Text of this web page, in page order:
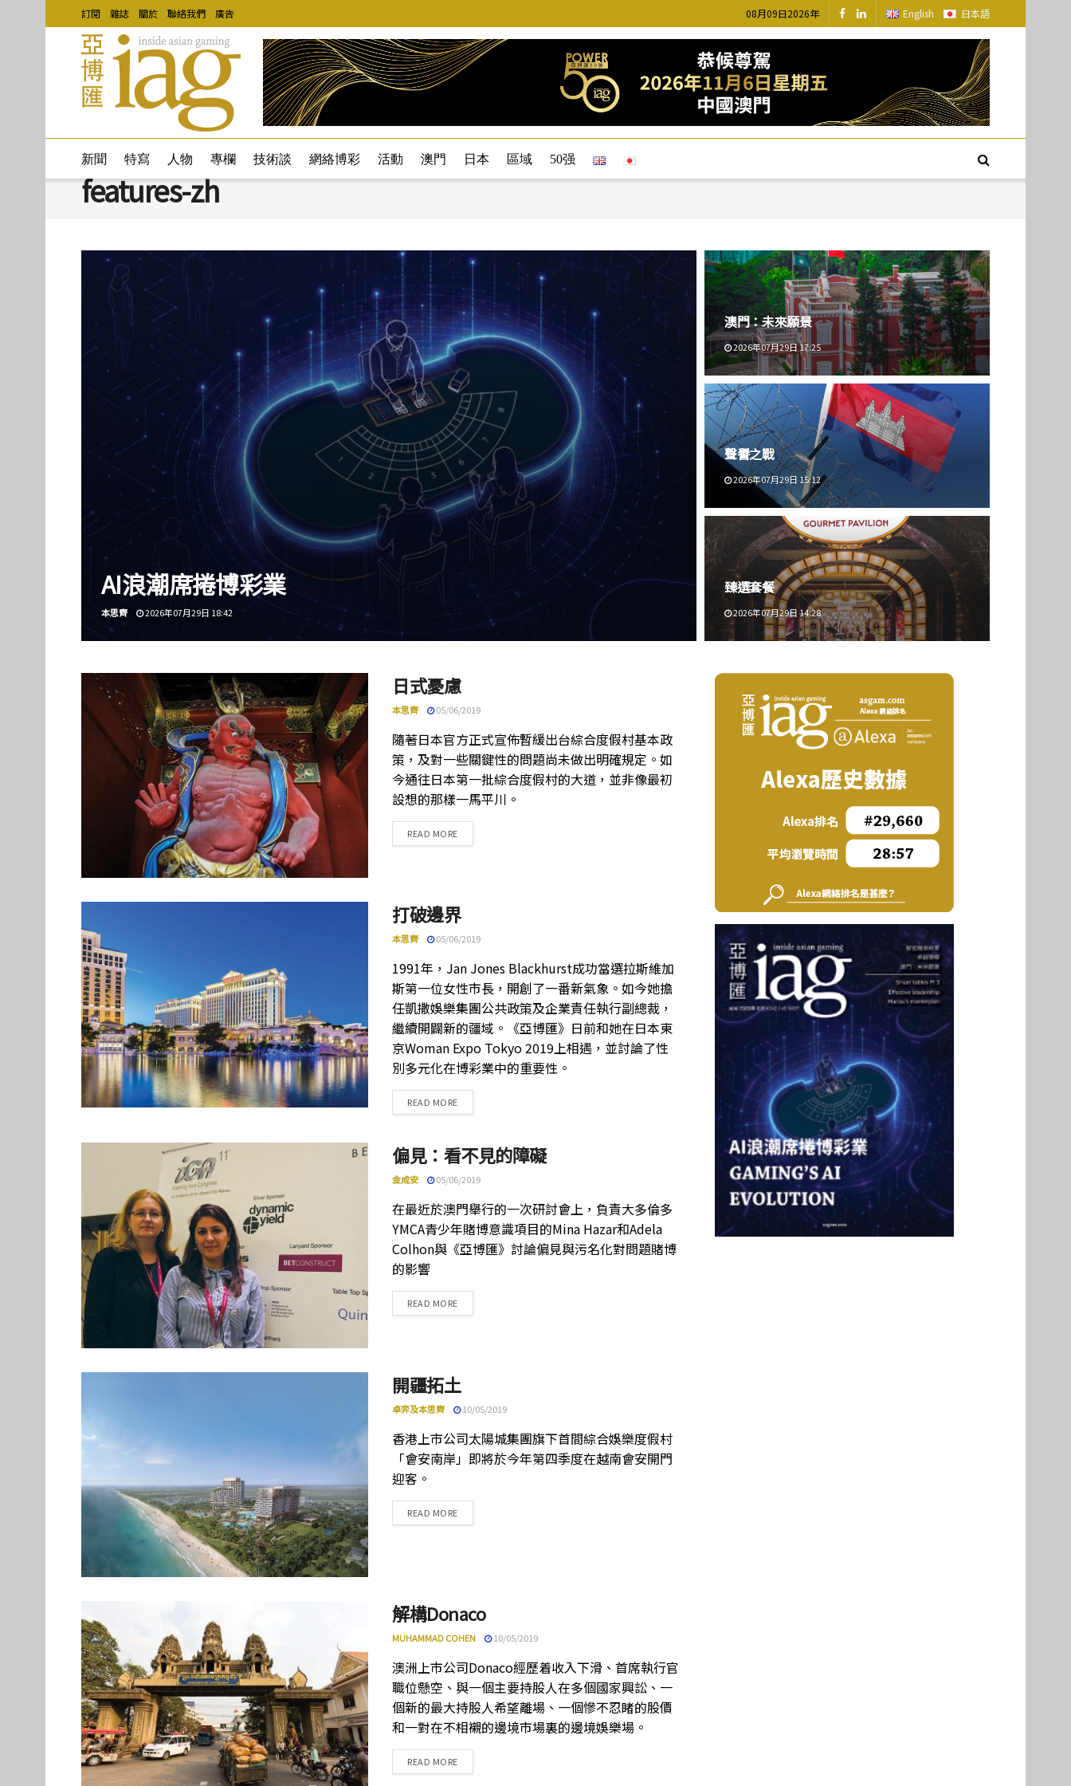
訂閱 雜誌 關於 聯絡我們 廣告 08月09日2026年 English 日本語
新聞 特寫 人物 專欄 技術談 網絡博彩 活動 澳門 日本 區域 50强
features-zh
AI浪潮席捲博彩業
本思齊 2026年07月29日 18:42
澳門：未來願景
2026年07月29日 17:25
聲譽之戰
2026年07月29日 15:12
臻選套餐
2026年07月29日 14:28
日式憂慮
本思齊 05/06/2019
隨著日本官方正式宣佈暫緩出台綜合度假村基本政
策，及對一些關鍵性的問題尚未做出明確規定。如
今通往日本第一批綜合度假村的大道，並非像最初
設想的那樣一馬平川。
READ MOREDETAILS
打破邊界
本思齊 05/06/2019
1991年，Jan Jones Blackhurst成功當選拉斯維加
斯第一位女性市長，開創了一番新氣象。如今她擔
任凱撒娛樂集團公共政策及企業責任執行副總裁，
繼續開闢新的疆域。《亞博匯》日前和她在日本東
京Woman Expo Tokyo 2019上相遇，並討論了性
別多元化在博彩業中的重要性。
READ MOREDETAILS
偏見：看不見的障礙
金成安 05/06/2019
在最近於澳門舉行的一次研討會上，負責大多倫多
YMCA青少年賭博意識項目的Mina Hazar和Adela
Colhon與《亞博匯》討論偏見與污名化對問題賭博
的影響
READ MOREDETAILS
開疆拓土
卓弈及本思齊 10/05/2019
香港上市公司太陽城集團旗下首間綜合娛樂度假村
「會安南岸」即將於今年第四季度在越南會安開門
迎客。
READ MOREDETAILS
解構Donaco
MUHAMMAD COHEN 10/05/2019
澳洲上市公司Donaco經歷着收入下滑、首席執行官
職位懸空、與一個主要持股人在多個國家興訟、一
個新的最大持股人希望離場、一個慘不忍睹的股價
和一對在不相襯的邊境市場裏的邊境娛樂場。
READ MOREDETAILS